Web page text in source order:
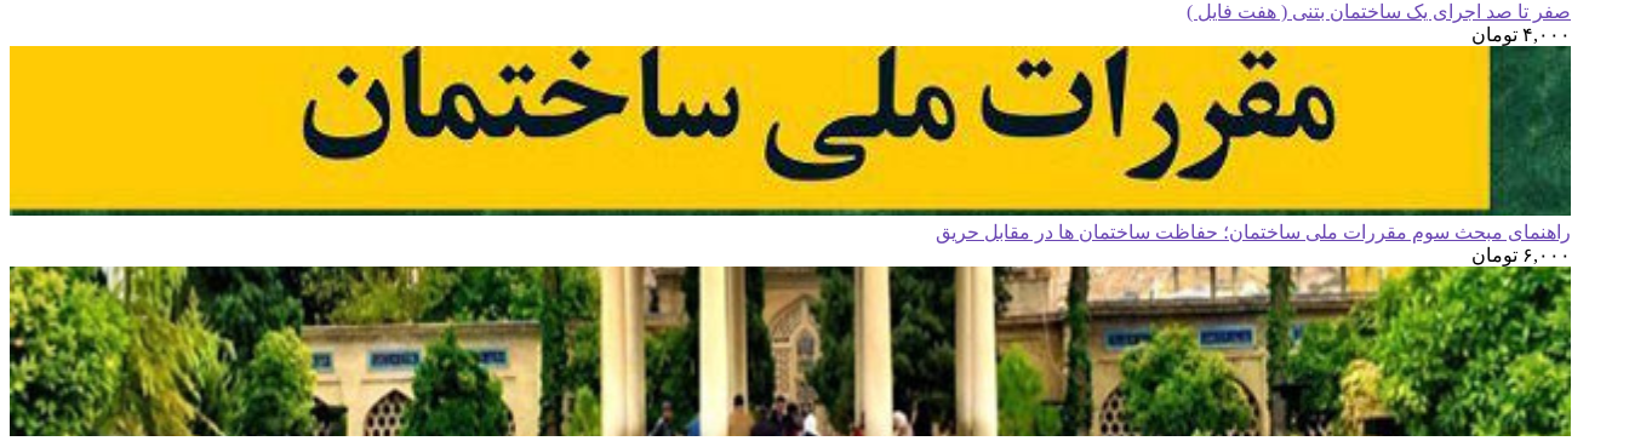
صفر تا صد اجرای یک ساختمان بتنی ( هفت فایل )
۴,۰۰۰ تومان
راهنمای مبحث سوم مقررات ملی ساختمان؛ حفاظت ساختمان ها در مقابل حریق
۶,۰۰۰ تومان